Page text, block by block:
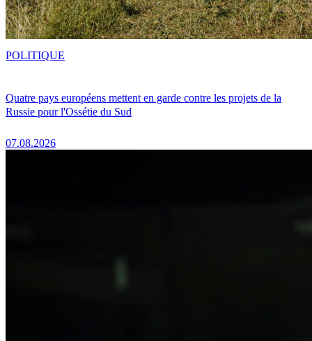
Quatre pays européens mettent en garde contre les projets de la
Russie pour l'Ossétie du Sud
07.08.2026
POLITIQUE